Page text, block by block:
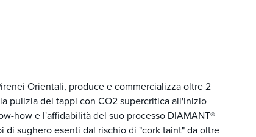
Orientali, produce e commercializza oltre 2
pulizia dei tappi con CO2 supercritica all'inizio
how e l'affidabilità del suo processo DIAMANT®
sughero esenti dal rischio di "cork taint" da oltre